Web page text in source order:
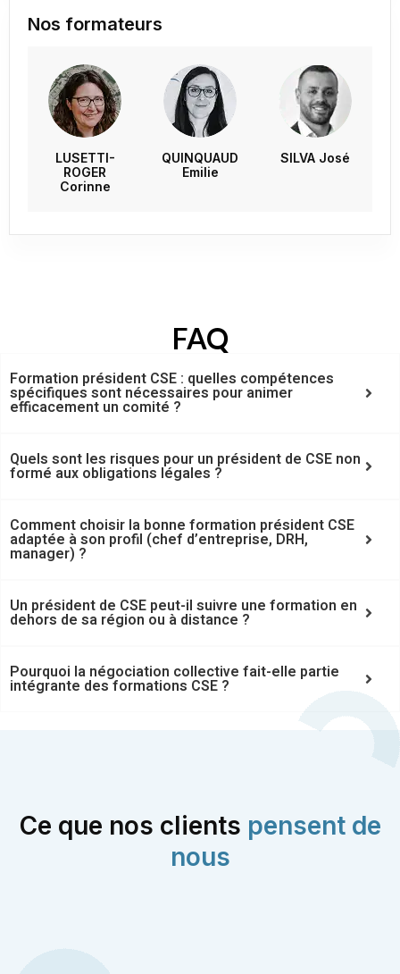
Nos formateurs
LUSETTI-
ROGER
Corinne
QUINQUAUD
Emilie
SILVA José
FAQ
Formation président CSE : quelles compétences
spécifiques sont nécessaires pour animer
efficacement un comité ?
Quels sont les risques pour un président de CSE non
formé aux obligations légales ?
Comment choisir la bonne formation président CSE
adaptée à son profil (chef d’entreprise, DRH,
manager) ?
Un président de CSE peut-il suivre une formation en
dehors de sa région ou à distance ?
Pourquoi la négociation collective fait-elle partie
intégrante des formations CSE ?
Ce que nos clients pensent de
nous